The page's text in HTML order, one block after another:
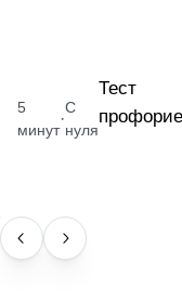
5
минут
·
С
нуля
Тест
НАВЫК